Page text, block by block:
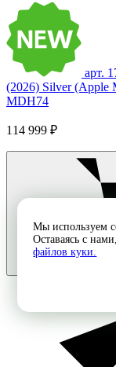
арт.
(2026) Silver (Apple
MDH74
114 999 ₽
Мы используем
Оставаясь с
файлов куки.